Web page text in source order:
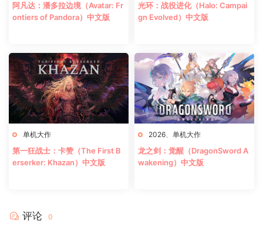
阿凡达：潘多拉边境（Avatar: Fr
ontiers of Pandora）中文版
光环：战役进化（Halo: Campai
gn Evolved）中文版
单机大作
第一狂战士：卡赞（The First B
erserker: Khazan）中文版
2026、 单机大作
龙之剑：觉醒（DragonSword A
wakening）中文版
评论 0